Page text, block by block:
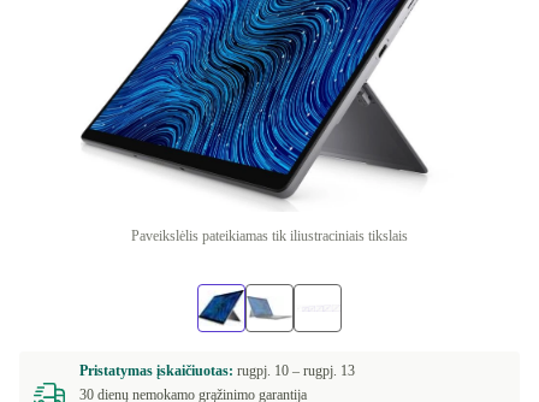
Paveikslėlis pateikiamas tik iliustraciniais tikslais
Pristatymas įskaičiuotas: rugpj. 10 – rugpj. 13
30 dienų nemokamo grąžinimo garantija